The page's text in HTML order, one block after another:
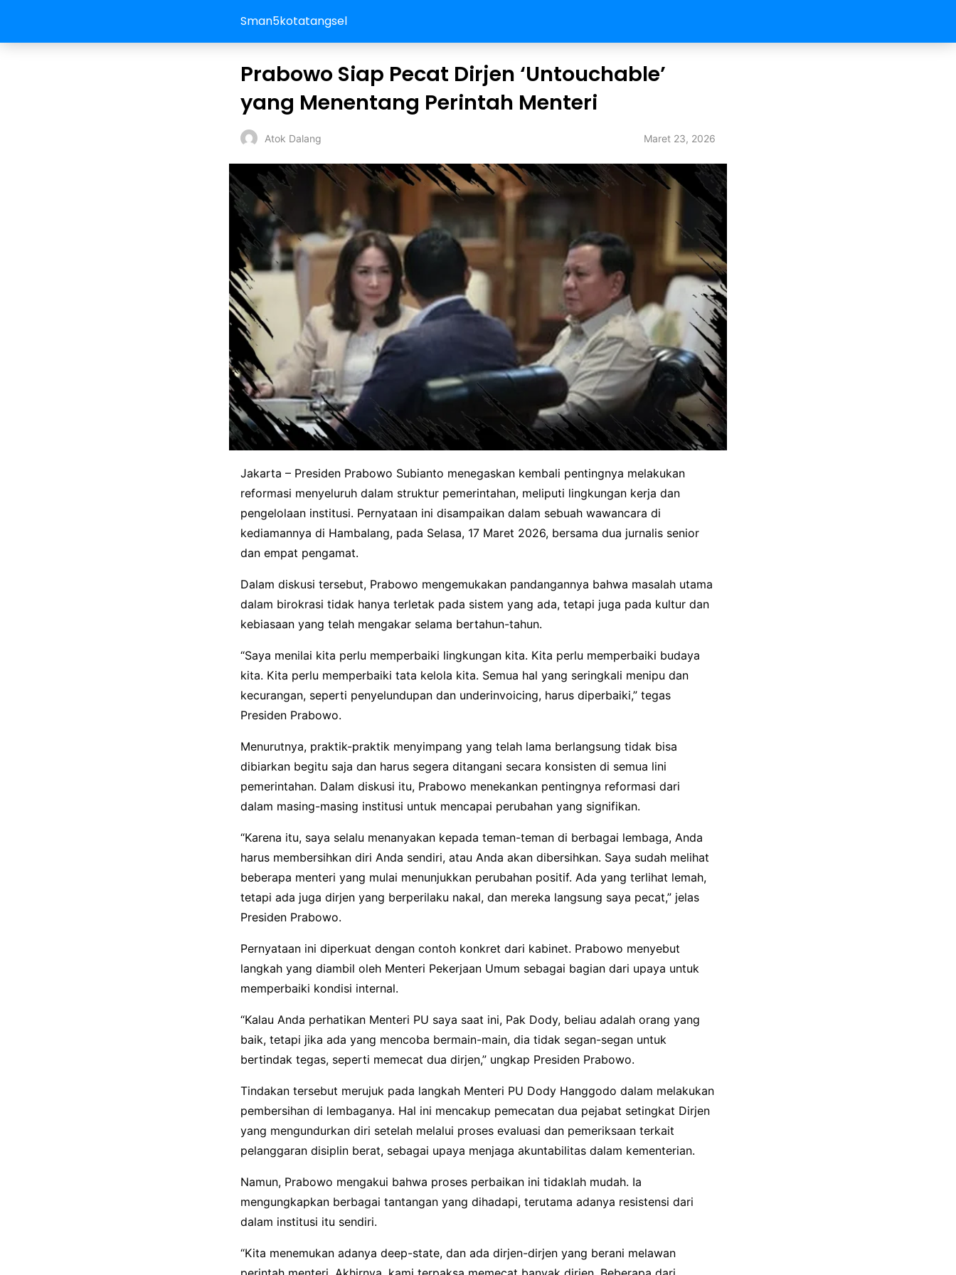
Sman5kotatangsel
Prabowo Siap Pecat Dirjen ‘Untouchable’
yang Menentang Perintah Menteri
Atok Dalang Maret 23, 2026
Jakarta – Presiden Prabowo Subianto menegaskan kembali pentingnya melakukan
reformasi menyeluruh dalam struktur pemerintahan, meliputi lingkungan kerja dan
pengelolaan institusi. Pernyataan ini disampaikan dalam sebuah wawancara di
kediamannya di Hambalang, pada Selasa, 17 Maret 2026, bersama dua jurnalis senior
dan empat pengamat.
Dalam diskusi tersebut, Prabowo mengemukakan pandangannya bahwa masalah utama
dalam birokrasi tidak hanya terletak pada sistem yang ada, tetapi juga pada kultur dan
kebiasaan yang telah mengakar selama bertahun-tahun.
“Saya menilai kita perlu memperbaiki lingkungan kita. Kita perlu memperbaiki budaya
kita. Kita perlu memperbaiki tata kelola kita. Semua hal yang seringkali menipu dan
kecurangan, seperti penyelundupan dan underinvoicing, harus diperbaiki,” tegas
Presiden Prabowo.
Menurutnya, praktik-praktik menyimpang yang telah lama berlangsung tidak bisa
dibiarkan begitu saja dan harus segera ditangani secara konsisten di semua lini
pemerintahan. Dalam diskusi itu, Prabowo menekankan pentingnya reformasi dari
dalam masing-masing institusi untuk mencapai perubahan yang signifikan.
“Karena itu, saya selalu menanyakan kepada teman-teman di berbagai lembaga, Anda
harus membersihkan diri Anda sendiri, atau Anda akan dibersihkan. Saya sudah melihat
beberapa menteri yang mulai menunjukkan perubahan positif. Ada yang terlihat lemah,
tetapi ada juga dirjen yang berperilaku nakal, dan mereka langsung saya pecat,” jelas
Presiden Prabowo.
Pernyataan ini diperkuat dengan contoh konkret dari kabinet. Prabowo menyebut
langkah yang diambil oleh Menteri Pekerjaan Umum sebagai bagian dari upaya untuk
memperbaiki kondisi internal.
“Kalau Anda perhatikan Menteri PU saya saat ini, Pak Dody, beliau adalah orang yang
baik, tetapi jika ada yang mencoba bermain-main, dia tidak segan-segan untuk
bertindak tegas, seperti memecat dua dirjen,” ungkap Presiden Prabowo.
Tindakan tersebut merujuk pada langkah Menteri PU Dody Hanggodo dalam melakukan
pembersihan di lembaganya. Hal ini mencakup pemecatan dua pejabat setingkat Dirjen
yang mengundurkan diri setelah melalui proses evaluasi dan pemeriksaan terkait
pelanggaran disiplin berat, sebagai upaya menjaga akuntabilitas dalam kementerian.
Namun, Prabowo mengakui bahwa proses perbaikan ini tidaklah mudah. Ia
mengungkapkan berbagai tantangan yang dihadapi, terutama adanya resistensi dari
dalam institusi itu sendiri.
“Kita menemukan adanya deep-state, dan ada dirjen-dirjen yang berani melawan